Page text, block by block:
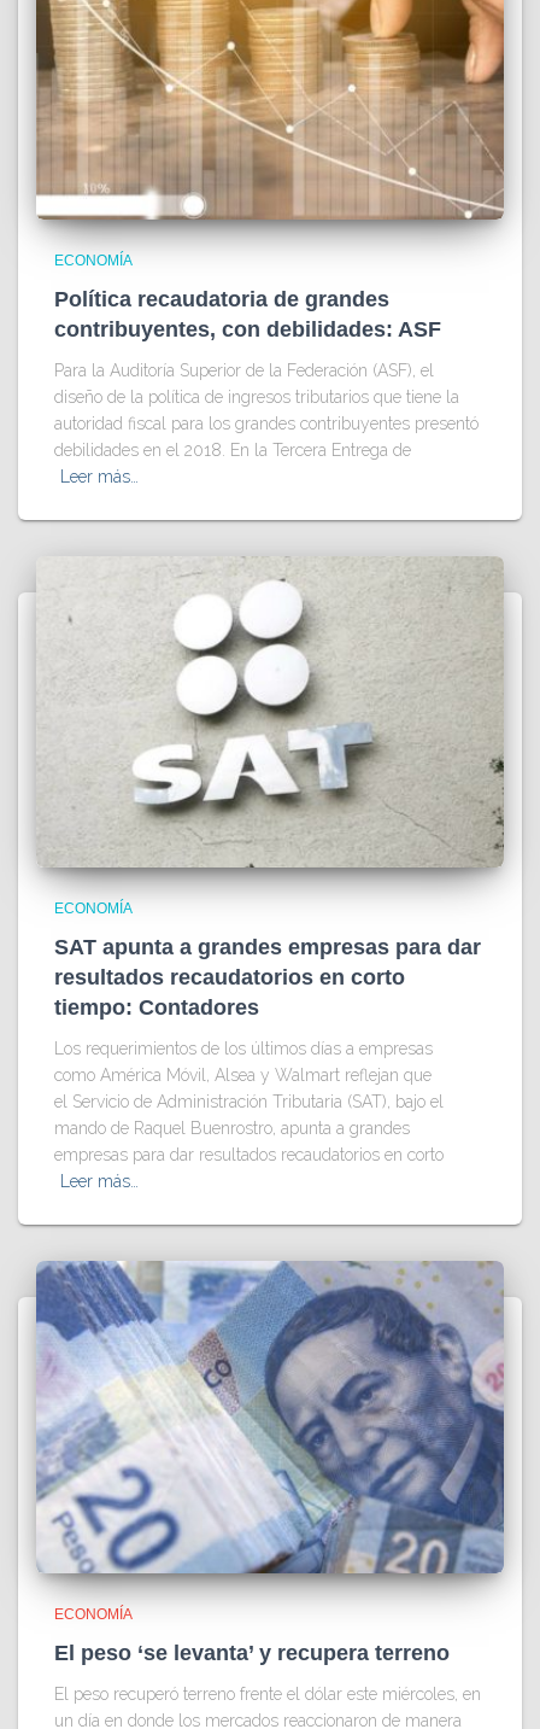
ECONOMÍA
Política recaudatoria de grandes
contribuyentes, con debilidades: ASF
Para la Auditoría Superior de la Federación (ASF), el
diseño de la política de ingresos tributarios que tiene la
autoridad fiscal para los grandes contribuyentes presentó
debilidades en el 2018. En la Tercera Entrega de
Leer más…
ECONOMÍA
SAT apunta a grandes empresas para dar
resultados recaudatorios en corto
tiempo: Contadores
Los requerimientos de los últimos días a empresas
como América Móvil, Alsea y Walmart reflejan que
el Servicio de Administración Tributaria (SAT), bajo el
mando de Raquel Buenrostro, apunta a grandes
empresas para dar resultados recaudatorios en corto
Leer más…
ECONOMÍA
El peso ‘se levanta’ y recupera terreno
El peso recuperó terreno frente el dólar este miércoles, en
un día en donde los mercados reaccionaron de manera